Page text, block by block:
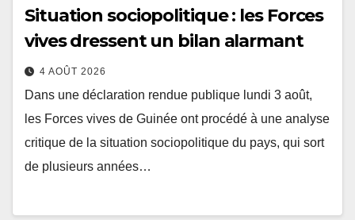
Situation sociopolitique : les Forces
vives dressent un bilan alarmant
4 AOÛT 2026
Dans une déclaration rendue publique lundi 3 août,
les Forces vives de Guinée ont procédé à une analyse
critique de la situation sociopolitique du pays, qui sort
de plusieurs années…